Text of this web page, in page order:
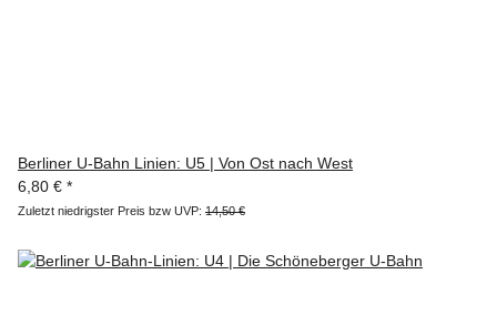
Berliner U-Bahn Linien: U5 | Von Ost nach West
6,80 € *
Zuletzt niedrigster Preis bzw UVP: 14,50 €